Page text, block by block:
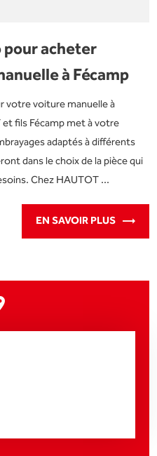
acheter
à Fécamp
votre voiture manuelle à
fils Fécamp met à votre
adaptés à différents
dans le choix de la pièce qui
Chez HAUTOT ...
EN SAVOIR PLUS